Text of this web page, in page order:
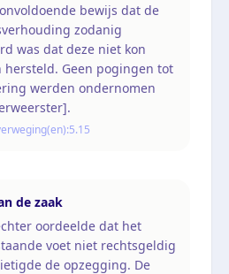
bewijs dat de
zodanig
was dat deze niet kon
hersteld. Geen pogingen tot
werden ondernomen
5.15
de zaak
oordeelde dat het
voet niet rechtsgeldig
de opzegging. De